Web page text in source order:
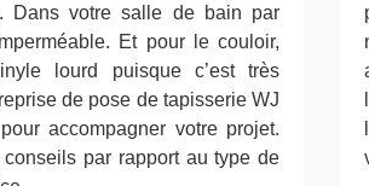
Dans votre salle de bain par
Et pour le couloir,
lourd puisque c’est très
de pose de tapisserie WJ
accompagner votre projet.
par rapport au type de